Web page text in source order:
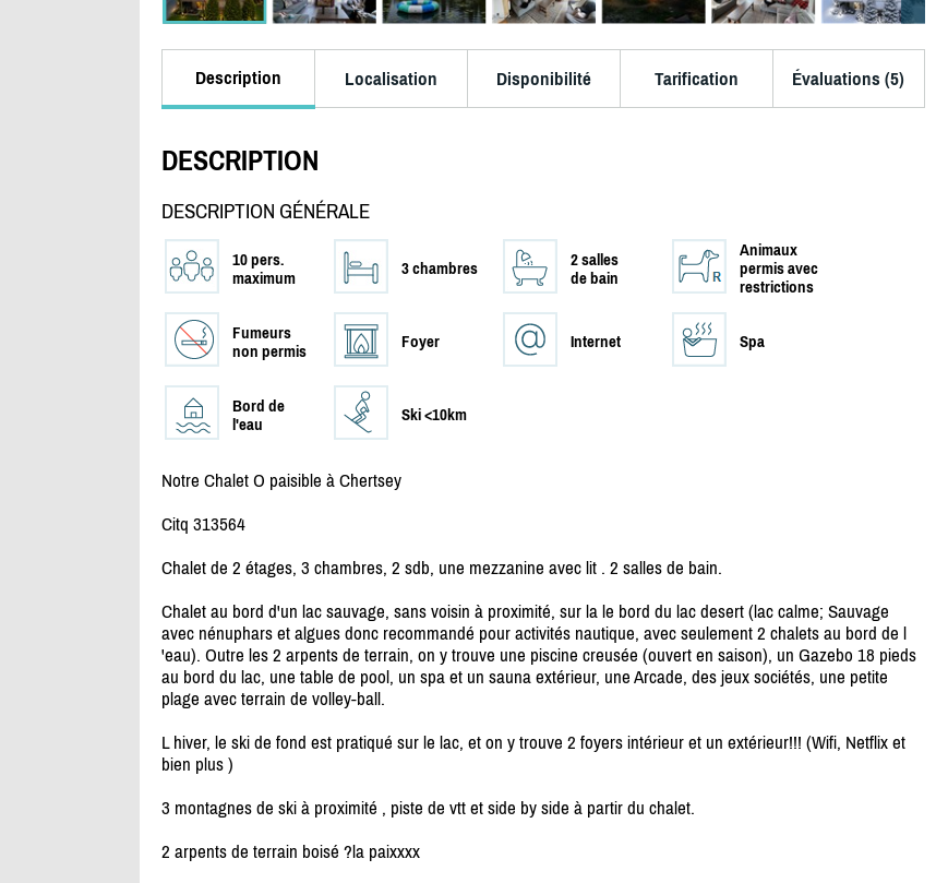
Description Localisation Disponibilité Tarification Évaluations (5)
DESCRIPTION
DESCRIPTION GÉNÉRALE
10 pers.
maximum
3 chambres
2 salles
de bain
Animaux
permis avec
restrictions
Fumeurs
non permis
Foyer Internet Spa
Bord de
l'eau
Ski <10km
Notre Chalet O paisible à Chertsey
Citq 313564
Chalet de 2 étages, 3 chambres, 2 sdb, une mezzanine avec lit . 2 salles de bain.
Chalet au bord d'un lac sauvage, sans voisin à proximité, sur la le bord du lac desert (lac calme; Sauvage
avec nénuphars et algues donc recommandé pour activités nautique, avec seulement 2 chalets au bord de l
'eau). Outre les 2 arpents de terrain, on y trouve une piscine creusée (ouvert en saison), un Gazebo 18 pieds
au bord du lac, une table de pool, un spa et un sauna extérieur, une Arcade, des jeux sociétés, une petite
plage avec terrain de volley-ball.
L hiver, le ski de fond est pratiqué sur le lac, et on y trouve 2 foyers intérieur et un extérieur!!! (Wifi, Netflix et
bien plus )
3 montagnes de ski à proximité , piste de vtt et side by side à partir du chalet.
2 arpents de terrain boisé ?la paixxxx